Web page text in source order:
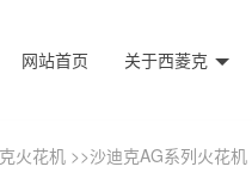
网站首页 关于西菱克
火花机 >>沙迪克AG系列火花机